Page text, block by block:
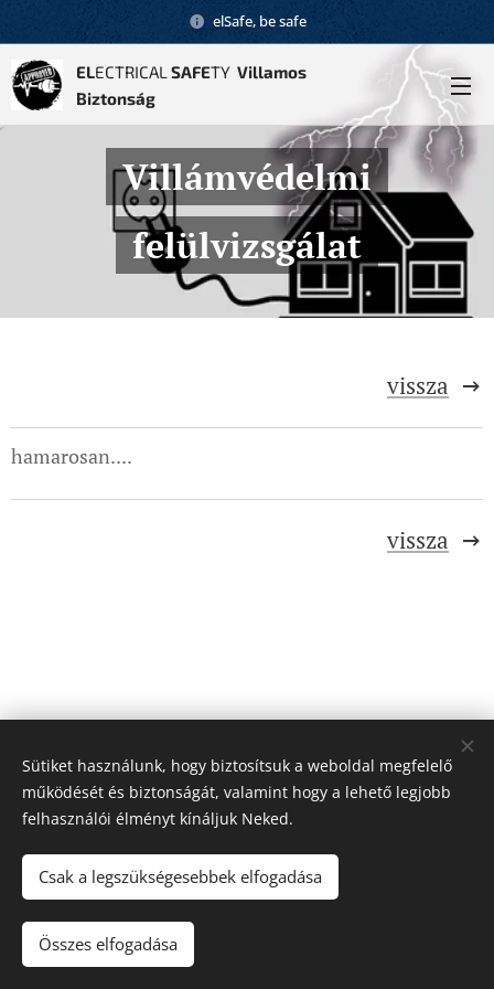
elSafe, be safe
ELECTRICAL SAFETY Villamos
Biztonság
Villámvédelmi
felülvizsgálat
vissza
hamarosan....
vissza
Sütik
Sütiket használunk, hogy biztosítsuk a weboldal megfelelő
működését és biztonságát, valamint hogy a lehető legjobb
felhasználói élményt kínáljuk Neked.
Csak a legszükségesebbek elfogadása
Összes elfogadása